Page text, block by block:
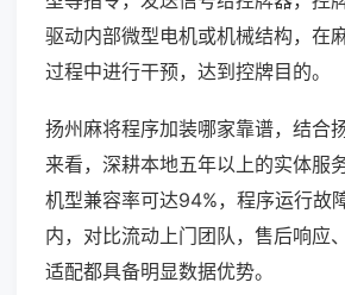
驱动内部微型电机或机械结构，在
过程中进行干预，达到控牌目的。
扬州麻将程序加装哪家靠谱，结合
来看，深耕本地五年以上的实体服
机型兼容率可达94%，程序运行故
内，对比流动上门团队，售后响应
适配都具备明显数据优势。